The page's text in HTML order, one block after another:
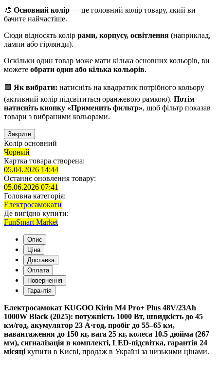
🎨 Основний колір — це головний колір товару, який ви
бачите найчастіше.
Сюди відносять колір рами, корпусу, освітлення (наприклад,
лампи або гірлянди).
Оскільки один товар може мати кілька основних кольорів, ви
можете обрати один або кілька кольорів.
🟩 Як вибрати: натисніть на квадратик потрібного кольору
(активний колір підсвітиться оранжевою рамкою). Потім
натисніть кнопку «Применить фильтр», щоб фільтр показав
товари з вибраними кольорами.
Закрити
Колір основний
Чорний
Картка товара створена:
05.04.2026 14:44
Останнє оновлення товару:
05.06.2026 07:41
Головна категорія:
Електросамокати
Де вигідно купити:
FunSmart Market
Опис
Ціна
Доставка
Оплата
Повернення
Гарантія
Електросамокат KUGOO Kirin M4 Pro+ Plus 48V/23Ah
1000W Black (2025): потужність 1000 Вт, швидкість до 45
км/год, акумулятор 23 А·год, пробіг до 55–65 км,
навантаження до 150 кг, вага 25 кг, колеса 10.5 дюйма (267
мм), сигналізація в комплекті, LED-підсвітка, гарантія 24
місяці купити в Києві, продаж в Україні за низькими цінами.